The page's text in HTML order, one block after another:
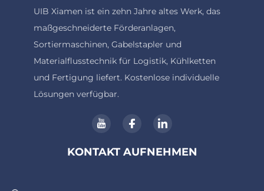
UIB Xiamen ist ein zehn Jahre altes Werk, das
maßgeschneiderte Förderanlagen,
Sortiermaschinen, Gabelstapler und
Materialflusstechnik für Logistik, Kühlketten
und Fertigung liefert. Kostenlose individuelle
Lösungen verfügbar.
KONTAKT AUFNEHMEN